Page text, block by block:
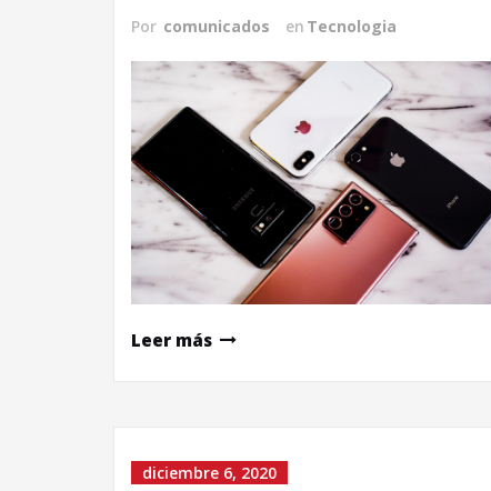
Por comunicados en Tecnologia
Leer más
diciembre 6, 2020